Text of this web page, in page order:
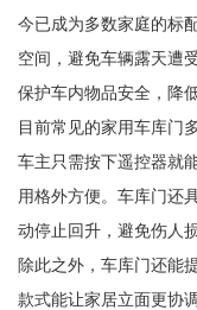
今已成为多数家庭的标
空间，避免车辆露天遭
保护车内物品安全，降
目前常见的家用车库门
车主只需按下遥控器就
用格外方便。车库门还
动停止回升，避免伤人损
除此之外，车库门还能
款式能让家居立面更协